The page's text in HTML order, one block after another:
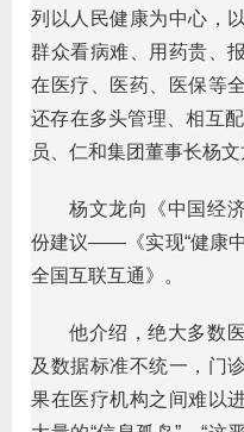
列以人民健康为中心，
群众看病难、用药贵、
在医疗、医药、医保等
还存在多头管理、相互
员、仁和集团董事长杨文
杨文龙向《中国经
份建议——《实现“健康
全国互联互通》。
他介绍，绝大多数
及数据标准不统一，门
果在医疗机构之间难以